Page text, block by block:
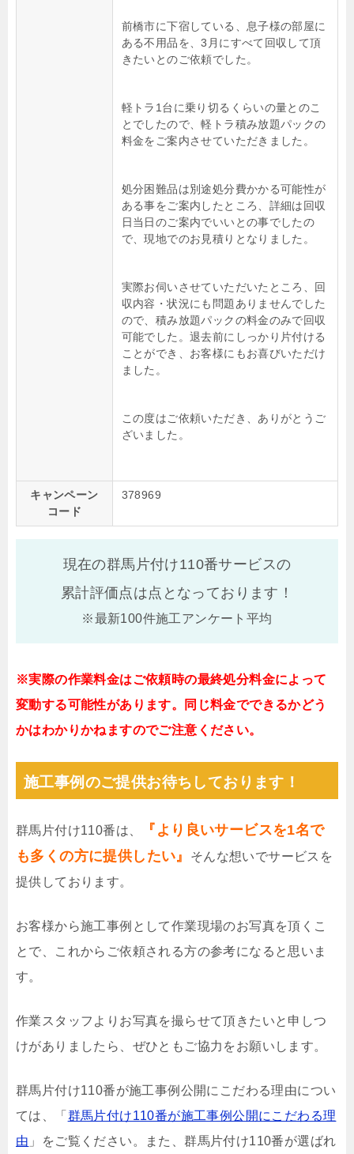
前橋市に下宿している、息子様の部屋に
ある不用品を、3月にすべて回収して頂
きたいとのご依頼でした。
軽トラ1台に乗り切るくらいの量とのこ
とでしたので、軽トラ積み放題パックの
料金をご案内させていただきました。
処分困難品は別途処分費かかる可能性が
ある事をご案内したところ、詳細は回収
日当日のご案内でいいとの事でしたの
で、現地でのお見積りとなりました。
実際お伺いさせていただいたところ、回
収内容・状況にも問題ありませんでした
ので、積み放題パックの料金のみで回収
可能でした。退去前にしっかり片付ける
ことができ、お客様にもお喜びいただけ
ました。
この度はご依頼いただき、ありがとうご
ざいました。
キャンペーン
コード
378969
現在の群馬片付け110番サービスの
累計評価点は点となっております！
※最新100件施工アンケート平均
※実際の作業料金はご依頼時の最終処分料金によって
変動する可能性があります。同じ料金でできるかどう
かはわかりかねますのでご注意ください。
施工事例のご提供お待ちしております！
群馬片付け110番は、
『より良いサービスを1名で
も多くの方に提供したい』
そんな想いでサービスを
提供しております。
お客様から施工事例として作業現場のお写真を頂くこ
とで、これからご依頼される方の参考になると思いま
す。
作業スタッフよりお写真を撮らせて頂きたいと申しつ
けがありましたら、ぜひともご協力をお願いします。
群馬片付け110番が施工事例公開にこだわる理由につい
ては、「 群馬片付け110番が施工事例公開にこだわる理
由 」をご覧ください。また、群馬片付け110番が選ばれ